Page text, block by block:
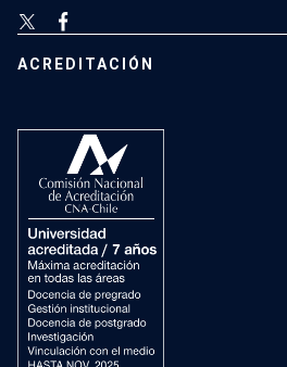
ACREDITACIÓN